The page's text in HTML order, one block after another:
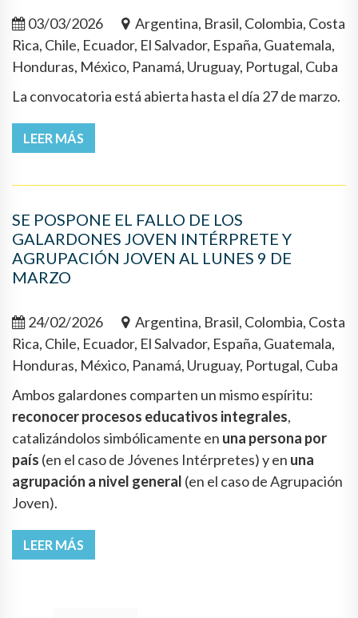
03/03/2026
Argentina, Brasil, Colombia, Costa
Rica, Chile, Ecuador, El Salvador, España, Guatemala,
Honduras, México, Panamá, Uruguay, Portugal, Cuba
La convocatoria está abierta hasta el día 27 de marzo.
LEER MÁS
SE POSPONE EL FALLO DE LOS
GALARDONES JOVEN INTÉRPRETE Y
AGRUPACIÓN JOVEN AL LUNES 9 DE
MARZO
24/02/2026
Argentina, Brasil, Colombia, Costa
Rica, Chile, Ecuador, El Salvador, España, Guatemala,
Honduras, México, Panamá, Uruguay, Portugal, Cuba
Ambos galardones comparten un mismo espíritu:
reconocer procesos educativos integrales,
catalizándolos simbólicamente en una persona por
país (en el caso de Jóvenes Intérpretes) y en una
agrupación a nivel general (en el caso de Agrupación
Joven).
LEER MÁS